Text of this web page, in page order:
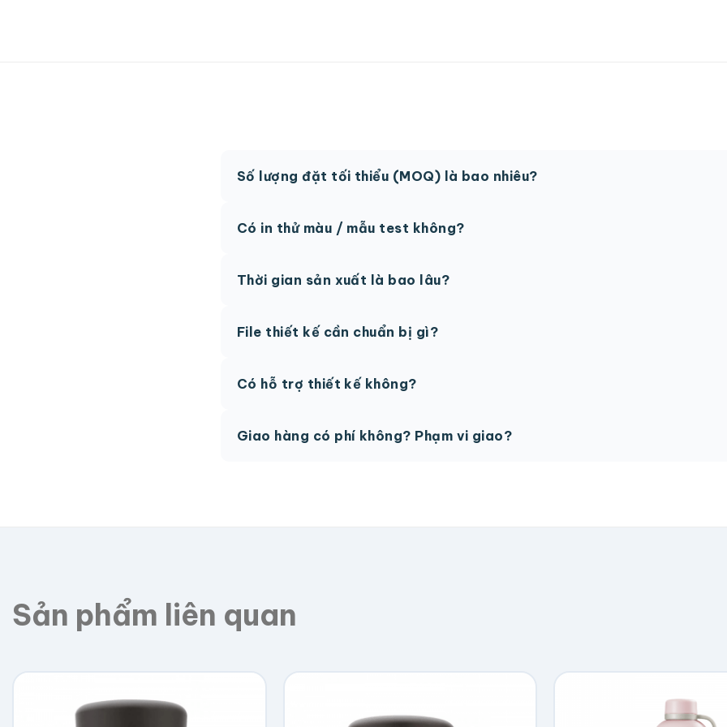
Số lượng đặt tối thiểu (MOQ) là bao nhiêu?
Có in thử màu / mẫu test không?
thức.
Thời gian sản xuất là bao lâu?
hệ để được tư vấn.
File thiết kế cần chuẩn bị gì?
phí.
Có hỗ trợ thiết kế không?
Giao hàng có phí không? Phạm vi giao?
Sản phẩm liên quan